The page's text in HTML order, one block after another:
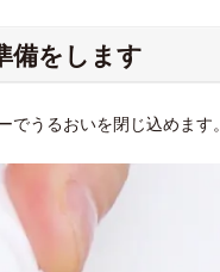
備をします
うるおいを閉じ込めます。